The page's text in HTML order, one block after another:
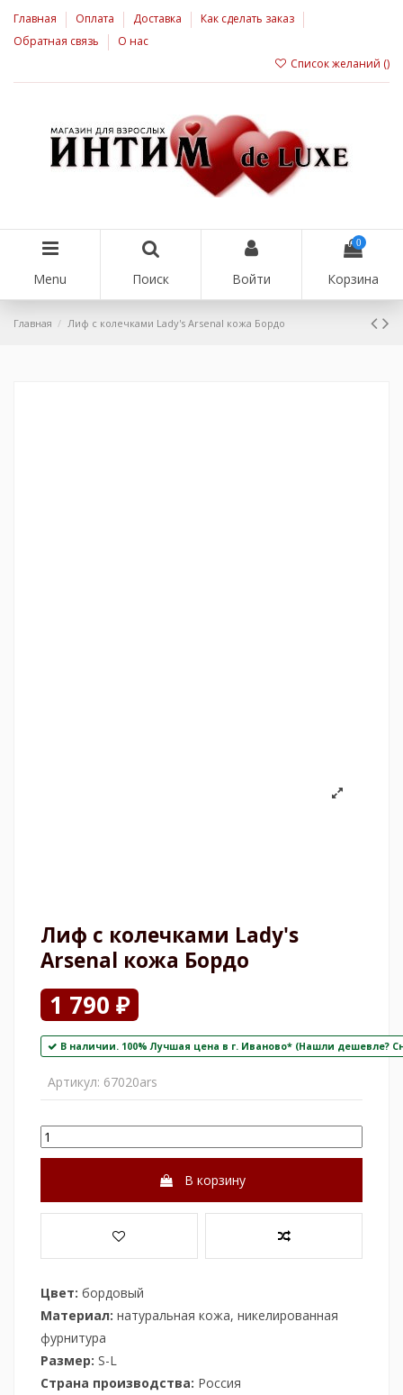
Главная Оплата Доставка
Как сделать заказ
Обратная связь
О нас
Список желаний ()
Menu Поиск Войти
0
Корзина
Главная Лиф с колечками Lady's Arsenal кожа Бордо
Лиф с колечками Lady's
Arsenal кожа Бордо
1 790 ₽
В наличии. 100% Лучшая цена в г. Иваново* (Нашли дешевле?
Артикул: 67020ars
В корзину
Цвет: бордовый
Материал: натуральная кожа, никелированная
фурнитура
Размер: S-L
Страна производства: Россия